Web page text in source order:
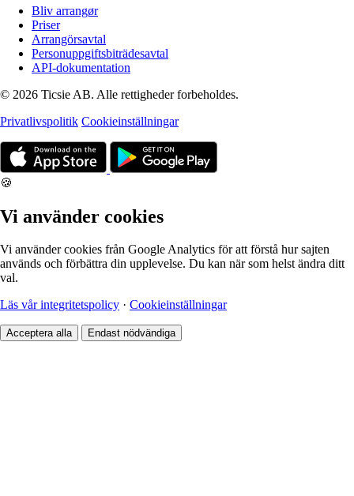
Bliv arrangør
Priser
Arrangörsavtal
Personuppgiftsbiträdesavtal
API-dokumentation
© 2026 Ticsie AB. Alle rettigheder forbeholdes.
Privatlivspolitik Cookieinställningar
🍪
Vi använder cookies
Vi använder cookies från Google Analytics för att förstå hur sajten
används och förbättra din upplevelse. Du kan när som helst ändra ditt
val.
Läs vår integritetspolicy · Cookieinställningar
Acceptera alla Endast nödvändiga